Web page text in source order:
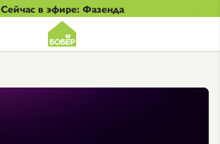
Сейчас в эфире: Фазенда